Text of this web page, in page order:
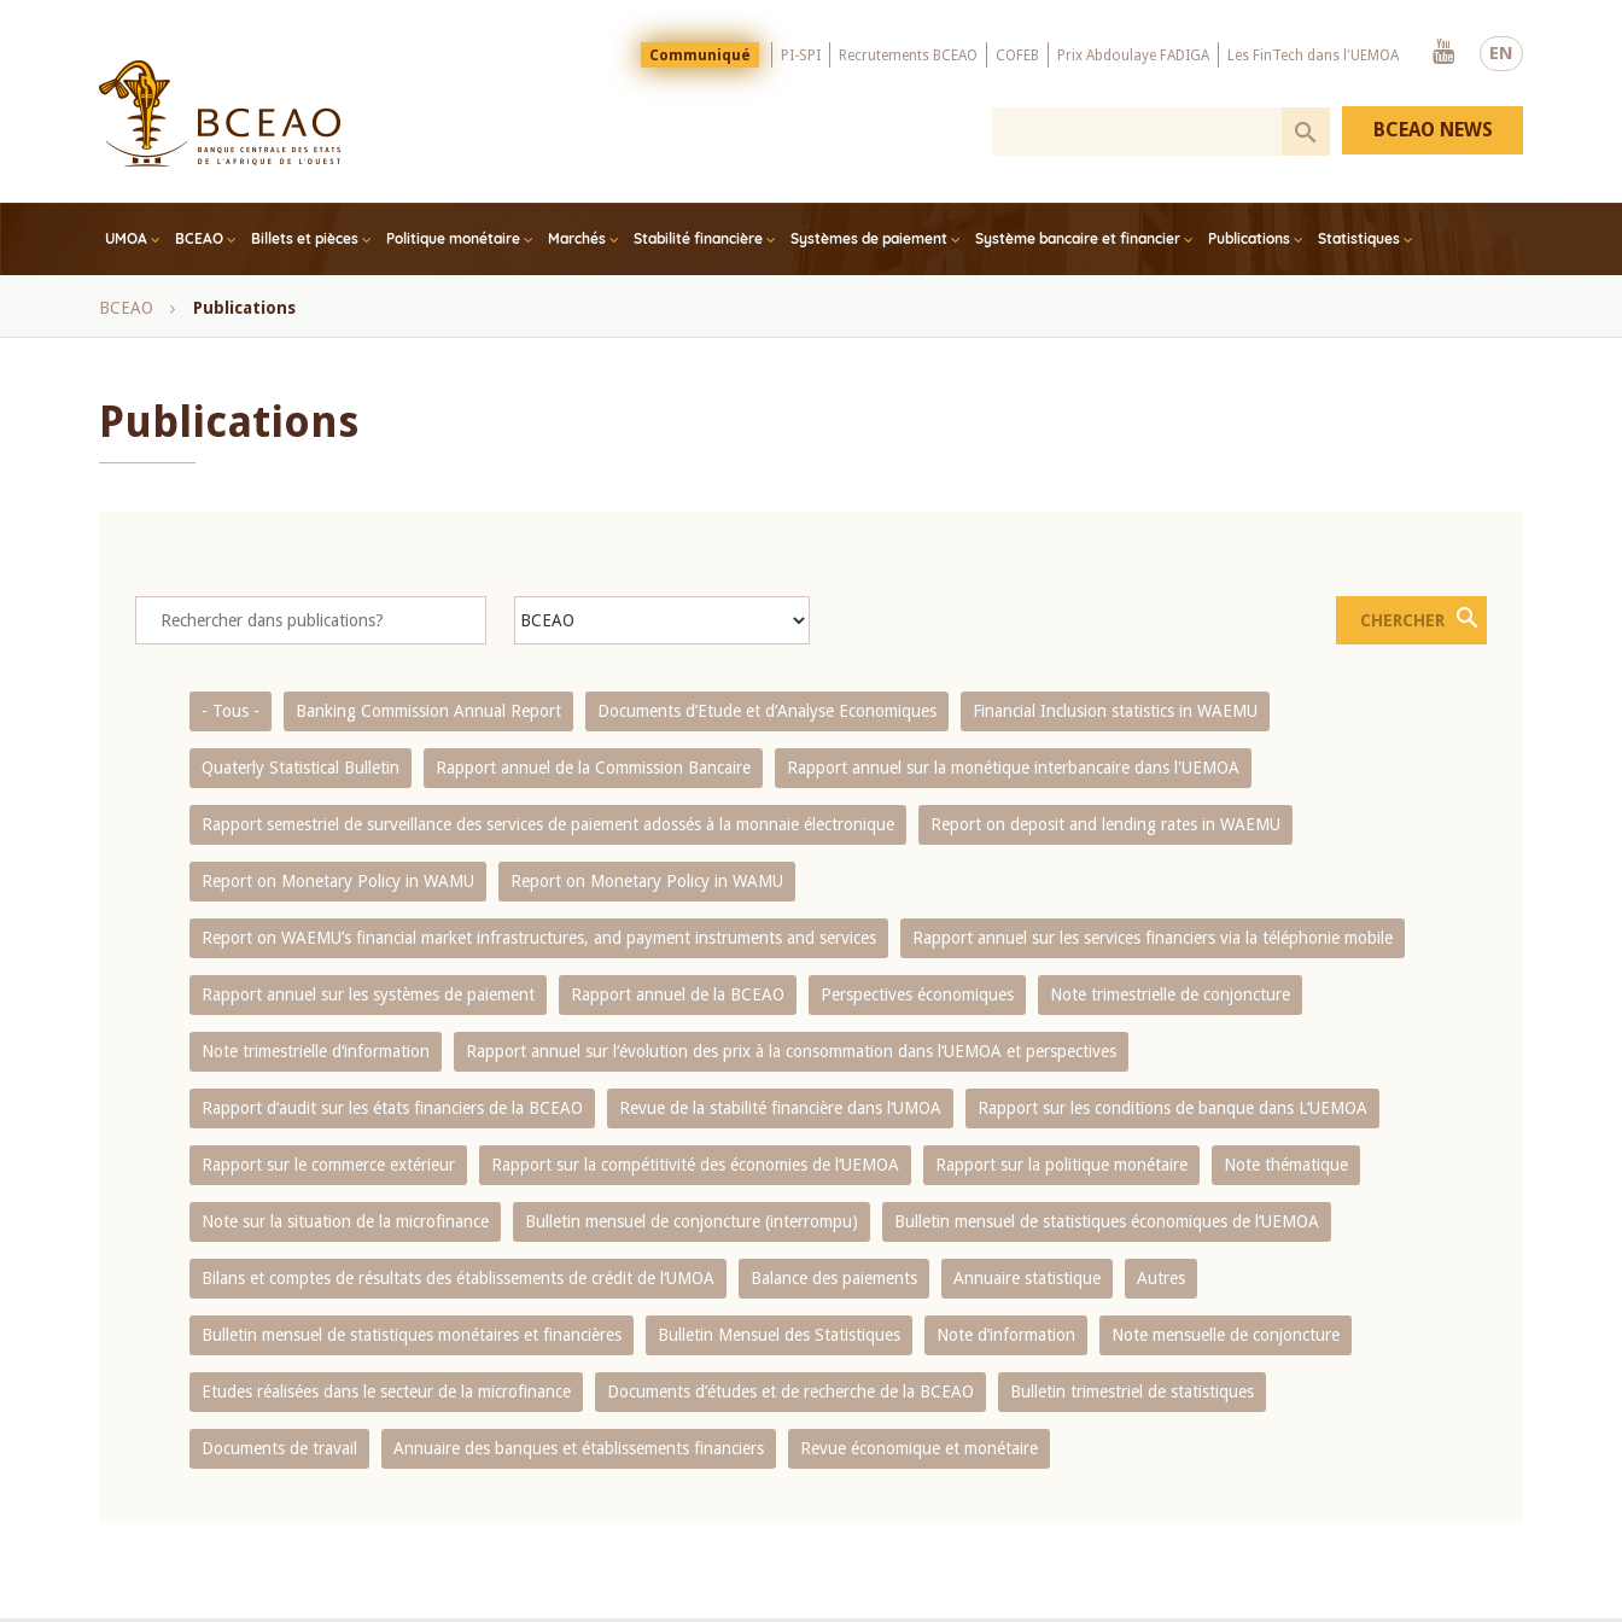
EN
Menu
Top
Communiqué PI-SPI Recrutements BCEAO COFEB Prix Abdoulaye FADIGA Les FinTech dans l'UEMOA
Youtube
UMOA BCEAO Billets et pièces Politique monétaire Marchés Stabilité financière Systèmes de paiement Système bancaire et financier Publications Statistiques
BCEAO NEWS
Fil
BCEAO Publications
Publications
- Tous - Banking Commission Annual Report Documents d’Etude et d’Analyse Economiques Financial Inclusion statistics in WAEMU
Quaterly Statistical Bulletin Rapport annuel de la Commission Bancaire Rapport annuel sur la monétique interbancaire dans l'UEMOA
Rapport semestriel de surveillance des services de paiement adossés à la monnaie électronique Report on deposit and lending rates in WAEMU
Report on Monetary Policy in WAMU Report on Monetary Policy in WAMU
Report on WAEMU’s financial market infrastructures, and payment instruments and services Rapport annuel sur les services financiers via la téléphonie mobile
Rapport annuel sur les systèmes de paiement Rapport annuel de la BCEAO Perspectives économiques Note trimestrielle de conjoncture
Note trimestrielle d‘information Rapport annuel sur l‘évolution des prix à la consommation dans l‘UEMOA et perspectives
Rapport d‘audit sur les états financiers de la BCEAO Revue de la stabilité financière dans l‘UMOA Rapport sur les conditions de banque dans L‘UEMOA
Rapport sur le commerce extérieur Rapport sur la compétitivité des économies de l‘UEMOA Rapport sur la politique monétaire Note thématique
Note sur la situation de la microfinance Bulletin mensuel de conjoncture (interrompu) Bulletin mensuel de statistiques économiques de l‘UEMOA
Bilans et comptes de résultats des établissements de crédit de l‘UMOA Balance des paiements Annuaire statistique Autres
Bulletin mensuel de statistiques monétaires et financières Bulletin Mensuel des Statistiques Note d’information Note mensuelle de conjoncture
Etudes réalisées dans le secteur de la microfinance Documents d’études et de recherche de la BCEAO Bulletin trimestriel de statistiques
Documents de travail Annuaire des banques et établissements financiers Revue économique et monétaire